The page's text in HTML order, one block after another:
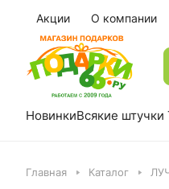
Акции О компании
НовинкиВсякие
Главная Каталог